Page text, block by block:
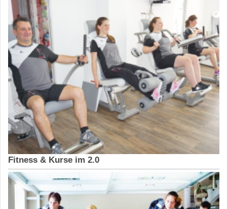
Fitness & Kurse im 2.0